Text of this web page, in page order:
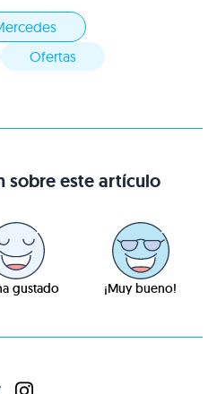
Ofertas
sobre este artículo
gustado ¡Muy bueno!